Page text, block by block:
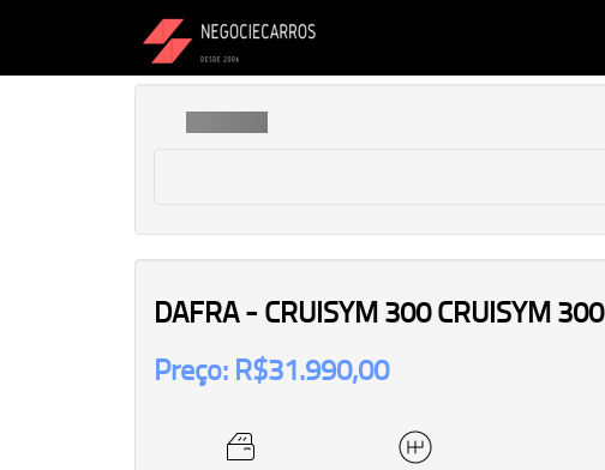
DAFRA - CRUISYM 300 CRUISYM 300
Preço: R$31.990,00